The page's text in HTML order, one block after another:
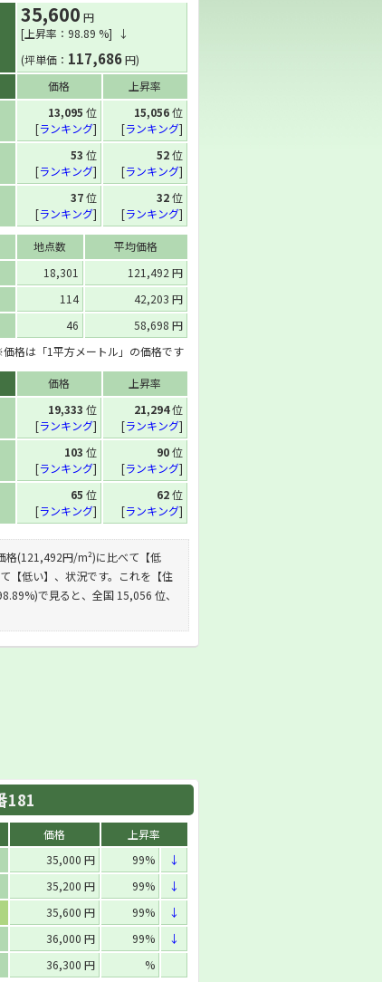
35,600 円
[上昇率：98.89 %] ↓
(坪単価： 117,686円)
価格 上昇率
13,095 位
[ランキング]
15,056位
[ランキング]
53 位
[ランキング]
52位
[ランキング]
37位
[ランキング]
32位
[ランキング]
地点数
平均価格
18,301
121,492 円
114
42,203 円
46
58,698 円
格は「1平方メートル」の価格です
価格
上昇率
19,333 位
[ランキング]
21,294位
[ランキング]
103 位
[ランキング]
90位
[ランキング]
65 位
[ランキング]
62位
[ランキング]
格(121,492円/m²)に比べて【低
【低い】、状況です。これを【住
で見ると、全国 15,056 位、
181
価格
上昇率
35,000 円 99%
↓
35,200 円 99%
↓
35,600 円 99%
↓
36,000 円 99%
↓
36,300 円
%